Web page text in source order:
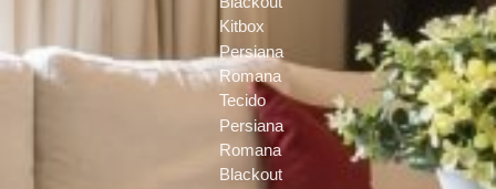
Kitbox
Persiana
Romana
Tecido
Persiana
Romana
Blackout